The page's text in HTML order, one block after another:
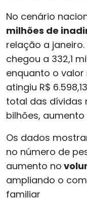
No cenário
milhões de
relação a
chegou a 332,1
enquanto o
atingiu R$
total das dívidas
bilhões, aumento
Os dados
no número de
aumento no
ampliando o
familiar